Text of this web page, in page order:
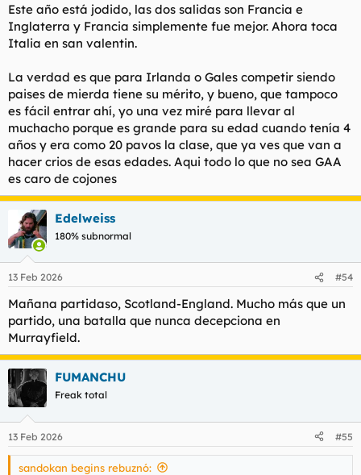
Este año está jodido, las dos salidas son Francia e
Inglaterra y Francia simplemente fue mejor. Ahora toca
Italia en san valentin.
La verdad es que para Irlanda o Gales competir siendo
paises de mierda tiene su mérito, y bueno, que tampoco
es fácil entrar ahí, yo una vez miré para llevar al
muchacho porque es grande para su edad cuando tenía 4
años y era como 20 pavos la clase, que ya ves que van a
hacer crios de esas edades. Aqui todo lo que no sea GAA
es caro de cojones
Edelweiss
180% subnormal
13 Feb 2026 #54
Mañana partidaso, Scotland-England. Mucho más que un
partido, una batalla que nunca decepciona en
Murrayfield.
FUMANCHU
Freak total
13 Feb 2026 #55
sandokan begins rebuznó: